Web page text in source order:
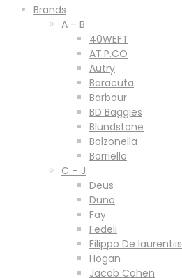
Brands
A – B
40WEFT
AT.P.CO
Autry
Baracuta
Barbour
BD Baggies
Blundstone
Bolzonella
Borriello
C – J
Deus
Duno
Fay
Fedeli
Filippo De laurentiis
Hogan
Jacob Cohen